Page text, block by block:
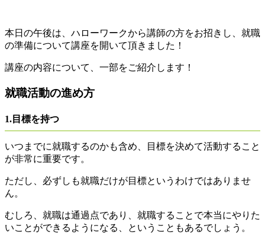
本日の午後は、ハローワークから講師の方をお招きし、就職
の準備について講座を開いて頂きました！
講座の内容について、一部をご紹介します！
就職活動の進め方
1.目標を持つ
いつまでに就職するのかも含め、目標を決めて活動すること
が非常に重要です。
ただし、必ずしも就職だけが目標というわけではありませ
ん。
むしろ、就職は通過点であり、就職することで本当にやりた
いことができるようになる、ということもあるでしょう。